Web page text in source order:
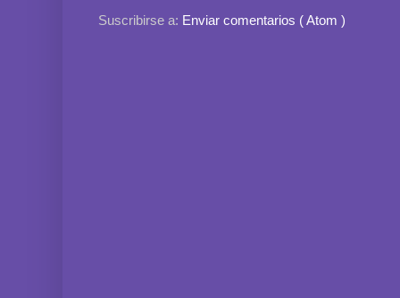
Suscribirse a: Enviar comentarios ( Atom )